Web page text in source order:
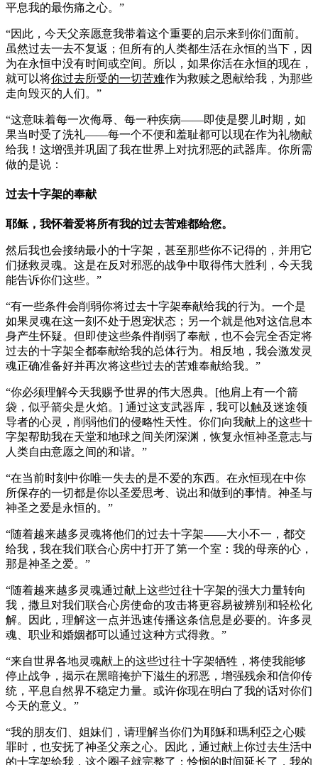
平息我的最伤痛之心。”
“因此，今天父亲愿意我带着这个重要的启示来到你们面前。
虽然过去一去不复返；但所有的人类都生活在永恒的当下，因
为在永恒中没有时间或空间。所以，如果你活在永恒的现在，
就可以将你过去所受的一切苦难作为救赎之恩献给我，为那些
走向毁灭的人们。”
“这意味着每一次侮辱、每一种疾病——即使是婴儿时期，如
果当时受了洗礼——每一个不便和羞耻都可以现在作为礼物献
给我！这增强并巩固了我在世界上对抗邪恶的武器库。你所需
做的是说：
过去十字架的奉献
耶稣，我怀着爱将所有我的过去苦难都给您。
然后我也会接纳最小的十字架，甚至那些你不记得的，并用它
们拯救灵魂。这是在反对邪恶的战争中取得伟大胜利，今天我
能告诉你们这些。”
“有一些条件会削弱你将过去十字架奉献给我的行为。一个是
如果灵魂在这一刻不处于恩宠状态；另一个就是他对这信息本
身产生怀疑。但即使这些条件削弱了奉献，也不会完全否定将
过去的十字架全都奉献给我的总体行为。相反地，我会激发灵
魂正确准备好并再次将这些过去的苦难奉献给我。”
“你必须理解今天我赐予世界的伟大恩典。[他肩上有一个箭
袋，似乎箭尖是火焰。] 通过这支武器库，我可以触及迷途领
导者的心灵，削弱他们的侵略性天性。你们向我献上的这些十
字架帮助我在天堂和地球之间关闭深渊，恢复永恒神圣意志与
人类自由意愿之间的和谐。”
“在当前时刻中你唯一失去的是不爱的东西。在永恒现在中你
所保存的一切都是你以圣爱思考、说出和做到的事情。神圣与
神圣之爱是永恒的。”
“随着越来越多灵魂将他们的过去十字架——大小不一，都交
给我，我在我们联合心房中打开了第一个室：我的母亲的心，
那是神圣之爱。”
“随着越来越多灵魂通过献上这些过往十字架的强大力量转向
我，撒旦对我们联合心房使命的攻击将更容易被辨别和轻松化
解。因此，理解这一点并迅速传播这条信息是必要的。许多灵
魂、职业和婚姻都可以通过这种方式得救。”
“来自世界各地灵魂献上的这些过往十字架牺牲，将使我能够
停止战争，揭示在黑暗掩护下滋生的邪恶，增强残余和信仰传
统，平息自然界不稳定力量。或许你现在明白了我的话对你们
今天的意义。”
“我的朋友们、姐妹们，请理解当你们为耶穌和瑪利亞之心赎
罪时，也安抚了神圣父亲之心。因此，通过献上你过去生活中
的十字架给我，这个圈子就完整了；怜悯的时间延长了，我的